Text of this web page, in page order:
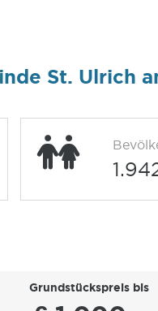
St. Ulrich
Grundstückspreis bis